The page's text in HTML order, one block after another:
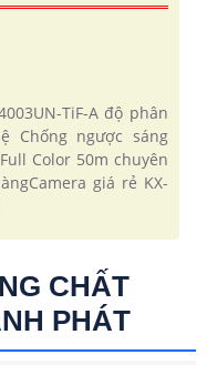
TiF-A độ phân
Chống ngược sáng
Color 50m chuyên
giá rẻ KX-
CHẤT
PHÁT